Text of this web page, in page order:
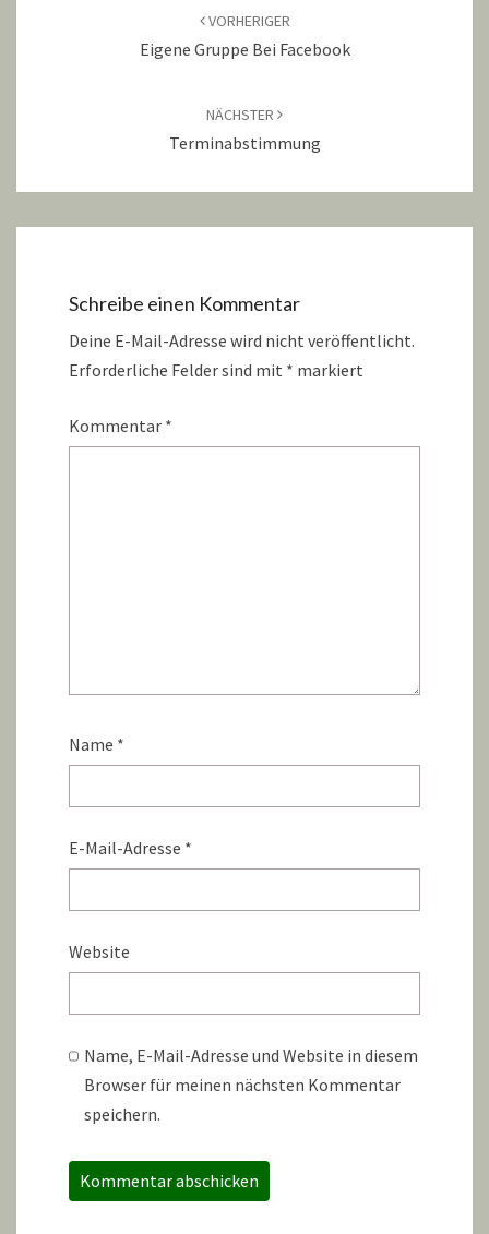
VORHERIGER
Eigene Gruppe Bei Facebook
NÄCHSTER
Terminabstimmung
Schreibe einen Kommentar
Deine E-Mail-Adresse wird nicht veröffentlicht.
Erforderliche Felder sind mit * markiert
Kommentar *
Name *
E-Mail-Adresse *
Website
Name, E-Mail-Adresse und Website in diesem
Browser für meinen nächsten Kommentar
speichern.